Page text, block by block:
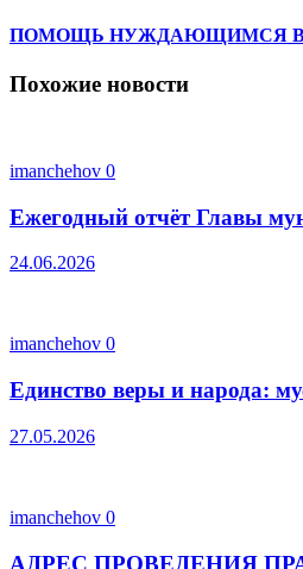
ПОМОЩЬ НУЖДАЮЩИМСЯ В
Похожие новости
imanchehov 0
Ежегодный отчёт Главы
24.06.2026
imanchehov 0
Единство веры и народа:
27.05.2026
imanchehov 0
АДРЕС ПРОВЕДЕНИЯ